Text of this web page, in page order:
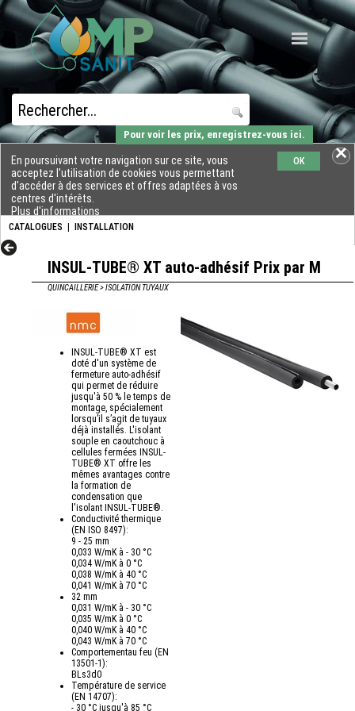
CATALOGUES INSTALLATION
En poursuivant votre navigation sur ce site, vous
acceptez l'utilisation de cookies vous permettant
d'accéder à des services et offres adaptées à vos
centres d'intérêts.
Plus d'informations
OK
Pour voir les prix, enregistrez-vous ici.